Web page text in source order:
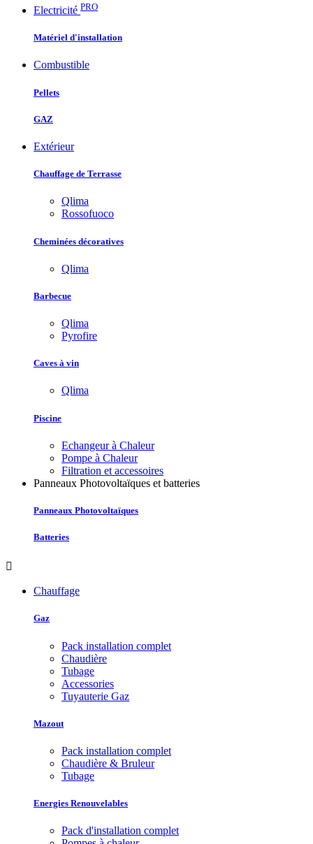
Electricité PRO
Matériel d'installation
Combustible
Pellets
GAZ
Extérieur
Chauffage de Terrasse
Qlima
Rossofuoco
Cheminées décoratives
Qlima
Barbecue
Qlima
Pyrofire
Caves à vin
Qlima
Piscine
Echangeur à Chaleur
Pompe à Chaleur
Filtration et accessoires
Panneaux Photovoltaïques et batteries
Panneaux Photovoltaïques
Batteries

Chauffage
Gaz
Pack installation complet
Chaudière
Tubage
Accessories
Tuyauterie Gaz
Mazout
Pack installation complet
Chaudière & Bruleur
Tubage
Energies Renouvelables
Pack d'installation complet